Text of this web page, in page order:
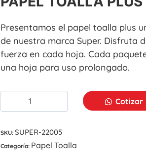
Presentamos el papel toalla plus
de nuestra marca Super. Disfruta
fuerza en cada hoja. Cada
una hoja para uso prolongado.
Cotizar
SKU: SUPER-22005
Categoría: Papel Toalla